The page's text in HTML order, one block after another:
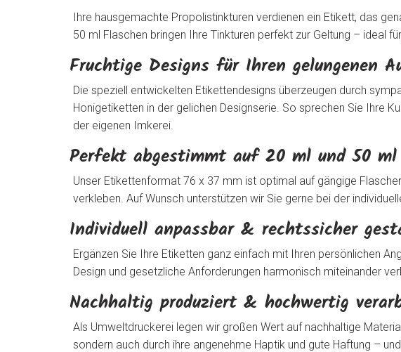
Ihre hausgemachte Propolistinkturen verdienen ein Etikett, das
50 ml Flaschen bringen Ihre Tinkturen perfekt zur Geltung – ideal
Fruchtige Designs für Ihren gelungenen
Die speziell entwickelten Etikettendesigns überzeugen durch
Honigetiketten in der gelichen Designserie. So sprechen Sie Ihre
der eigenen Imkerei.
Perfekt abgestimmt auf 20 ml und 50 ml
Unser Etikettenformat 76 x 37 mm ist optimal auf gängige
verkleben. Auf Wunsch unterstützen wir Sie gerne bei der
Individuell anpassbar & rechtssicher
Ergänzen Sie Ihre Etiketten ganz einfach mit Ihren persönlichen
Design und gesetzliche Anforderungen harmonisch miteinander
Nachhaltig produziert & hochwertig
Als Umweltdruckerei legen wir großen Wert auf nachhaltige
sondern auch durch ihre angenehme Haptik und gute Haftung –